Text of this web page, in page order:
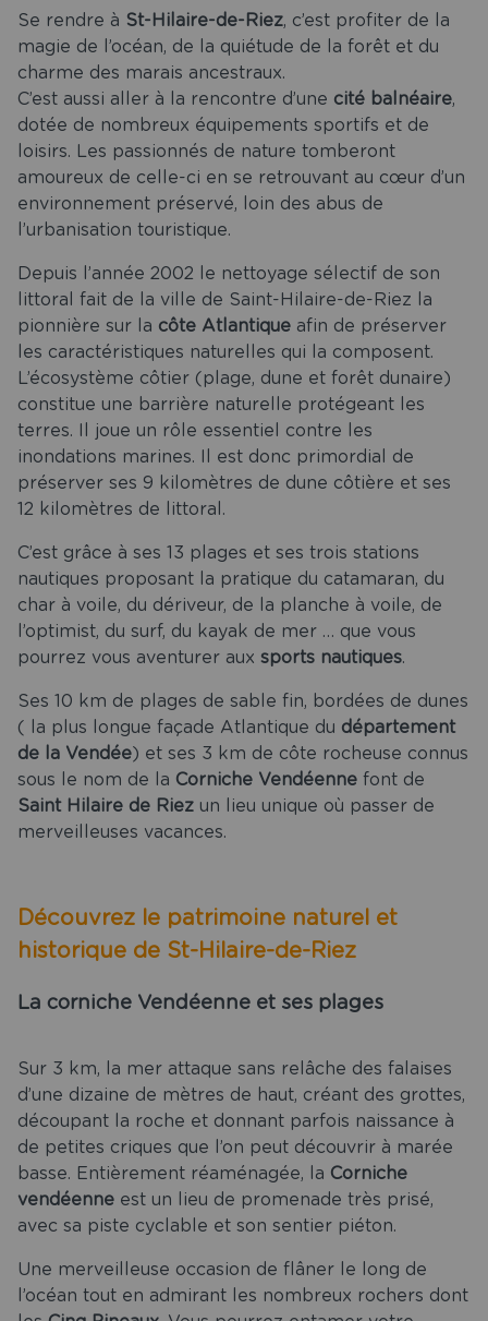
Se rendre à St-Hilaire-de-Riez, c’est profiter de la
magie de l’océan, de la quiétude de la forêt et du
charme des marais ancestraux.
C’est aussi aller à la rencontre d’une cité balnéaire,
dotée de nombreux équipements sportifs et de
loisirs. Les passionnés de nature tomberont
amoureux de celle-ci en se retrouvant au cœur d’un
environnement préservé, loin des abus de
l’urbanisation touristique.
Depuis l’année 2002 le nettoyage sélectif de son
littoral fait de la ville de Saint-Hilaire-de-Riez la
pionnière sur la côte Atlantique afin de préserver
les caractéristiques naturelles qui la composent.
L’écosystème côtier (plage, dune et forêt dunaire)
constitue une barrière naturelle protégeant les
terres. Il joue un rôle essentiel contre les
inondations marines. Il est donc primordial de
préserver ses 9 kilomètres de dune côtière et ses
12 kilomètres de littoral.
C’est grâce à ses 13 plages et ses trois stations
nautiques proposant la pratique du catamaran, du
char à voile, du dériveur, de la planche à voile, de
l’optimist, du surf, du kayak de mer … que vous
pourrez vous aventurer aux sports nautiques.
Ses 10 km de plages de sable fin, bordées de dunes
( la plus longue façade Atlantique du département
de la Vendée) et ses 3 km de côte rocheuse connus
sous le nom de la Corniche Vendéenne font de
Saint Hilaire de Riez un lieu unique où passer de
merveilleuses vacances.
Découvrez le patrimoine naturel et
historique de St-Hilaire-de-Riez
La corniche Vendéenne et ses plages
Sur 3 km, la mer attaque sans relâche des falaises
d’une dizaine de mètres de haut, créant des grottes,
découpant la roche et donnant parfois naissance à
de petites criques que l’on peut découvrir à marée
basse. Entièrement réaménagée, la Corniche
vendéenne est un lieu de promenade très prisé,
avec sa piste cyclable et son sentier piéton.
Une merveilleuse occasion de flâner le long de
l’océan tout en admirant les nombreux rochers dont